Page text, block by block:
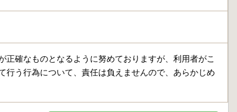
正確なものとなるように努めておりますが、利用者がこ
行う行為について、責任は負えませんので、あらかじめ